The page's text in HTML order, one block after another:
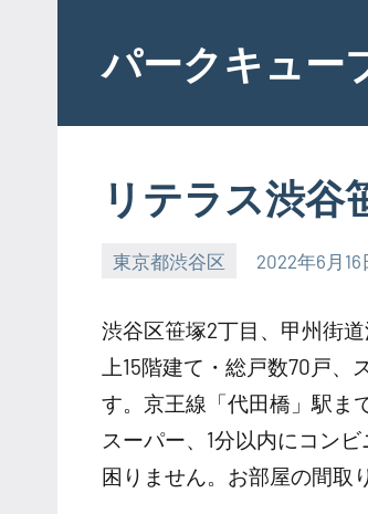
contentパークキュー
リテラス渋谷
東京都渋谷区 2022年6月16
渋谷区笹塚2丁目、甲州街
上15階建て・総戸数70戸
す。京王線「代田橋」駅ま
スーパー、1分以内にコン
困りません。お部屋の間取